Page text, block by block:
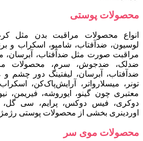
محصولات پوستی
انواع محصولات مراقبت بدن مثل
لوسیون، ضدآفتاب، شامپو، اسکراب و
مراقبت صورت مثل ضدآفتاب، آبرسان،
ضدلک، ضدجوش، سرم، محصولات
ضدآفتاب، آبرسان، لیفتینگ دور چشم
تونر، میسلارواتر، آرایش‌پاک‌کن،
معتبری چون گینو، ایوروشه، فیری‍من،
دوکری، فیس‌ دوکس، پرایم، سی‌ گل،
اوردینری بخشی از محصولات پوستی
محصولات موی سر